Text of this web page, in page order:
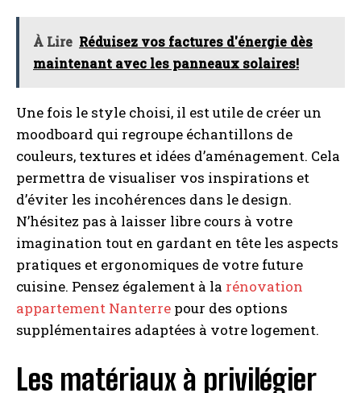
À Lire Réduisez vos factures d'énergie dès
maintenant avec les panneaux solaires!
Une fois le style choisi, il est utile de créer un
moodboard qui regroupe échantillons de
couleurs, textures et idées d’aménagement. Cela
permettra de visualiser vos inspirations et
d’éviter les incohérences dans le design.
N’hésitez pas à laisser libre cours à votre
imagination tout en gardant en tête les aspects
pratiques et ergonomiques de votre future
cuisine. Pensez également à la rénovation
appartement Nanterre pour des options
supplémentaires adaptées à votre logement.
Les matériaux à privilégier